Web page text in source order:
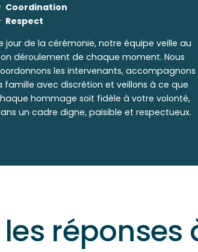
Coordination
Respect
jour de la cérémonie, notre équipe veille au
déroulement de chaque moment. Nous
les intervenants, accompagnons
famille avec discrétion et veillons à ce que
hommage soit fidèle à votre volonté,
un cadre digne, paisible et respectueux.
réponses